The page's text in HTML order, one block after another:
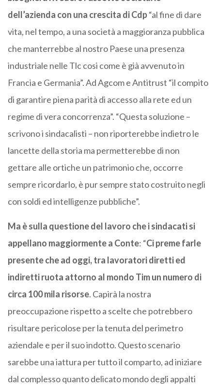
dell’azienda con una crescita di Cdp“al fine di dare
vita, nel tempo, a una società a maggioranza pubblica
che manterrebbe al nostro Paese una presenza
industriale nelle Tlc cosi come è già avvenuto in
Francia e Germania”. Ad Agcom e Antitrust “il compito
di garantire piena parità di accesso alla rete ed un
regime di vera concorrenza”. “Questa soluzione –
scrivono i sindacalisti – non riporterebbe indietro le
lancette della storia ma permetterebbe di non
gettare alle ortiche un patrimonio che, occorre
sempre ricordarlo, è pur sempre stato costruito negli
con soldi ed intelligenze pubbliche”.
Ma è sulla questione del lavoro che i sindacati si
appellano maggiormente a Conte: “Ci preme farle
presente che ad oggi, tra lavoratori diretti ed
indiretti ruota attorno al mondo Tim un numero di
circa 100 mila risorse. Capirà la nostra
preoccupazione rispetto a scelte che potrebbero
risultare pericolose per la tenuta del perimetro
aziendale e per il suo indotto. Questo scenario
sarebbe una iattura per tutto il comparto, ad iniziare
dal complesso quanto delicato mondo degli appalti